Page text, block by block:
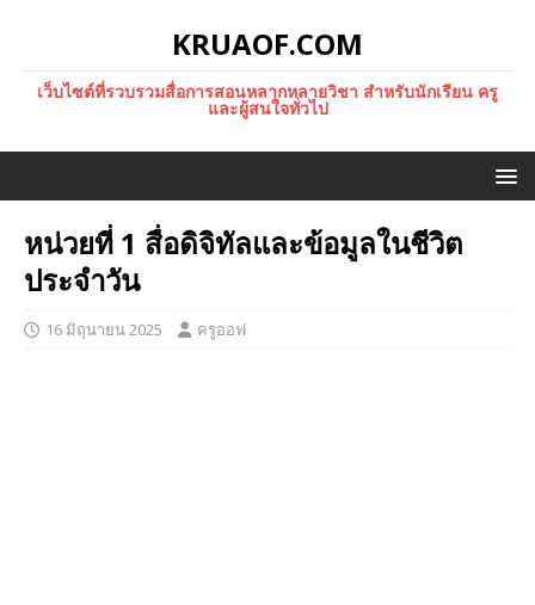
KRUAOF.COM
เว็บไซต์ที่รวบรวมสื่อการสอนหลากหลายวิชา สำหรับนักเรียน ครู
และผู้สนใจทั่วไป
หน่วยที่ 1 สื่อดิจิทัลและข้อมูลในชีวิต
ประจำวัน
16 มิถุนายน 2025 ครูออฟ